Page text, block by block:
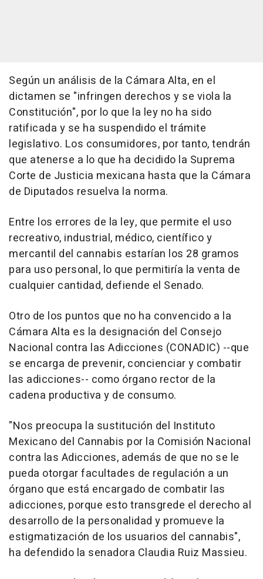
Según un análisis de la Cámara Alta, en el
dictamen se "infringen derechos y se viola la
Constitución", por lo que la ley no ha sido
ratificada y se ha suspendido el trámite
legislativo. Los consumidores, por tanto, tendrán
que atenerse a lo que ha decidido la Suprema
Corte de Justicia mexicana hasta que la Cámara
de Diputados resuelva la norma.
Entre los errores de la ley, que permite el uso
recreativo, industrial, médico, científico y
mercantil del cannabis estarían los 28 gramos
para uso personal, lo que permitiría la venta de
cualquier cantidad, defiende el Senado.
Otro de los puntos que no ha convencido a la
Cámara Alta es la designación del Consejo
Nacional contra las Adicciones (CONADIC) --que
se encarga de prevenir, concienciar y combatir
las adicciones-- como órgano rector de la
cadena productiva y de consumo.
"Nos preocupa la sustitución del Instituto
Mexicano del Cannabis por la Comisión Nacional
contra las Adicciones, además de que no se le
pueda otorgar facultades de regulación a un
órgano que está encargado de combatir las
adicciones, porque esto transgrede el derecho al
desarrollo de la personalidad y promueve la
estigmatización de los usuarios del cannabis",
ha defendido la senadora Claudia Ruiz Massieu.